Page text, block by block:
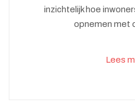
inzichtelijk hoe
opnemen met
Lees